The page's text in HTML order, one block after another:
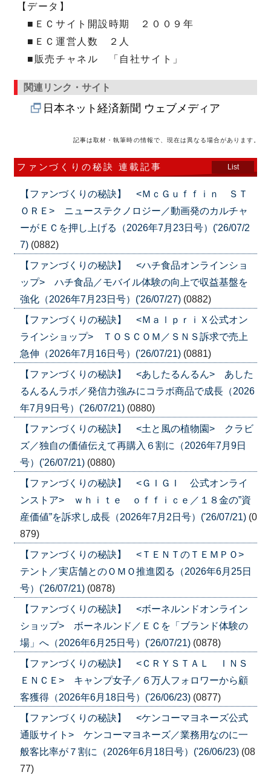
【データ】
■ＥＣサイト開設時期 ２００９年
■ＥＣ運営人数 ２人
■販売チャネル 「自社サイト」
関連リンク・サイト
日本ネット経済新聞 ウェブメディア
記事は取材・執筆時の情報で、現在は異なる場合があります。
ファンづくりの秘訣 連載記事 List
【ファンづくりの秘訣】 <ＭｃＧｕｆｆｉｎ ＳＴ
ＯＲＥ> ニューステクノロジー／動画発のカルチャ
ーがＥＣを押し上げる（2026年7月23日号）('26/07/2
7) (0882)
【ファンづくりの秘訣】 <ハチ食品オンラインショ
ップ> ハチ食品／モバイル体験の向上で収益基盤を
強化（2026年7月23日号）('26/07/27) (0882)
【ファンづくりの秘訣】 <ＭａｌｐｒｉＸ公式オン
ラインショップ> ＴＯＳＣＯＭ／ＳＮＳ訴求で売上
急伸（2026年7月16日号）('26/07/21) (0881)
【ファンづくりの秘訣】 <あしたるんるん> あした
るんるんラボ／発信力強みにコラボ商品で成長（2026
年7月9日号）('26/07/21) (0880)
【ファンづくりの秘訣】 <土と風の植物園> クラビ
ズ／独自の価値伝えて再購入６割に（2026年7月9日
号）('26/07/21) (0880)
【ファンづくりの秘訣】 <ＧＩＧＩ 公式オンライ
ンストア> ｗｈｉｔｅ ｏｆｆｉｃｅ／１８金の”資
産価値”を訴求し成長（2026年7月2日号）('26/07/21) (0
879)
【ファンづくりの秘訣】 <ＴＥＮＴのＴＥＭＰＯ>
テント／実店舗とのＯＭＯ推進図る（2026年6月25日
号）('26/07/21) (0878)
【ファンづくりの秘訣】 <ボーネルンドオンライン
ショップ> ボーネルンド／ＥＣを「ブランド体験の
場」へ（2026年6月25日号）('26/07/21) (0878)
【ファンづくりの秘訣】 <ＣＲＹＳＴＡＬ ＩＮＳ
ＥＮＣＥ> キャンプ女子／６万人フォロワーから顧
客獲得（2026年6月18日号）('26/06/23) (0877)
【ファンづくりの秘訣】 <ケンコーマヨネーズ公式
通販サイト> ケンコーマヨネーズ／業務用なのに一
般客比率が７割に（2026年6月18日号）('26/06/23) (08
77)